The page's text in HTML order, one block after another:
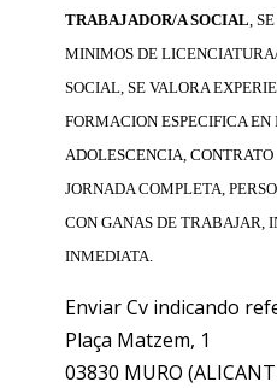
TRABAJADOR/A SOCIAL,
MINIMOS DE
SOCIAL, SE VALORA
FORMACION ESPECIFICA EN
ADOLESCENCIA, CONTRATO
JORNADA COMPLETA,
CON GANAS DE TRABAJAR,
INMEDIATA.
Enviar Cv indicando
Plaça Matzem, 1
03830 MURO